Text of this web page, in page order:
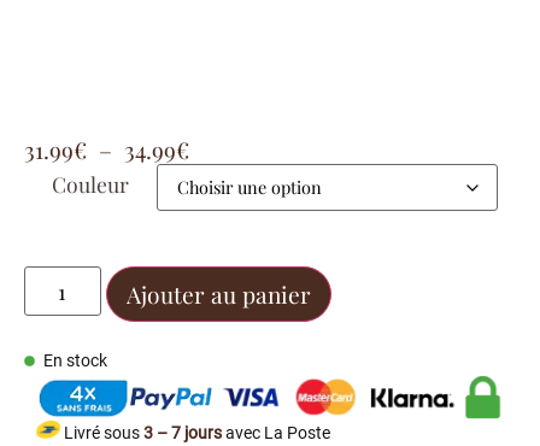
31.99€ – 34.99€
Couleur
Ajouter au panier
En stock
Livré sous3 – 7 joursavec La Poste